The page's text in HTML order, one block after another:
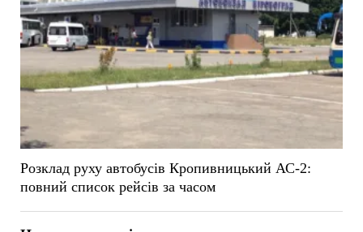
Розклад руху автобусів Кропивницький АС-2:
повний список рейсів за часом